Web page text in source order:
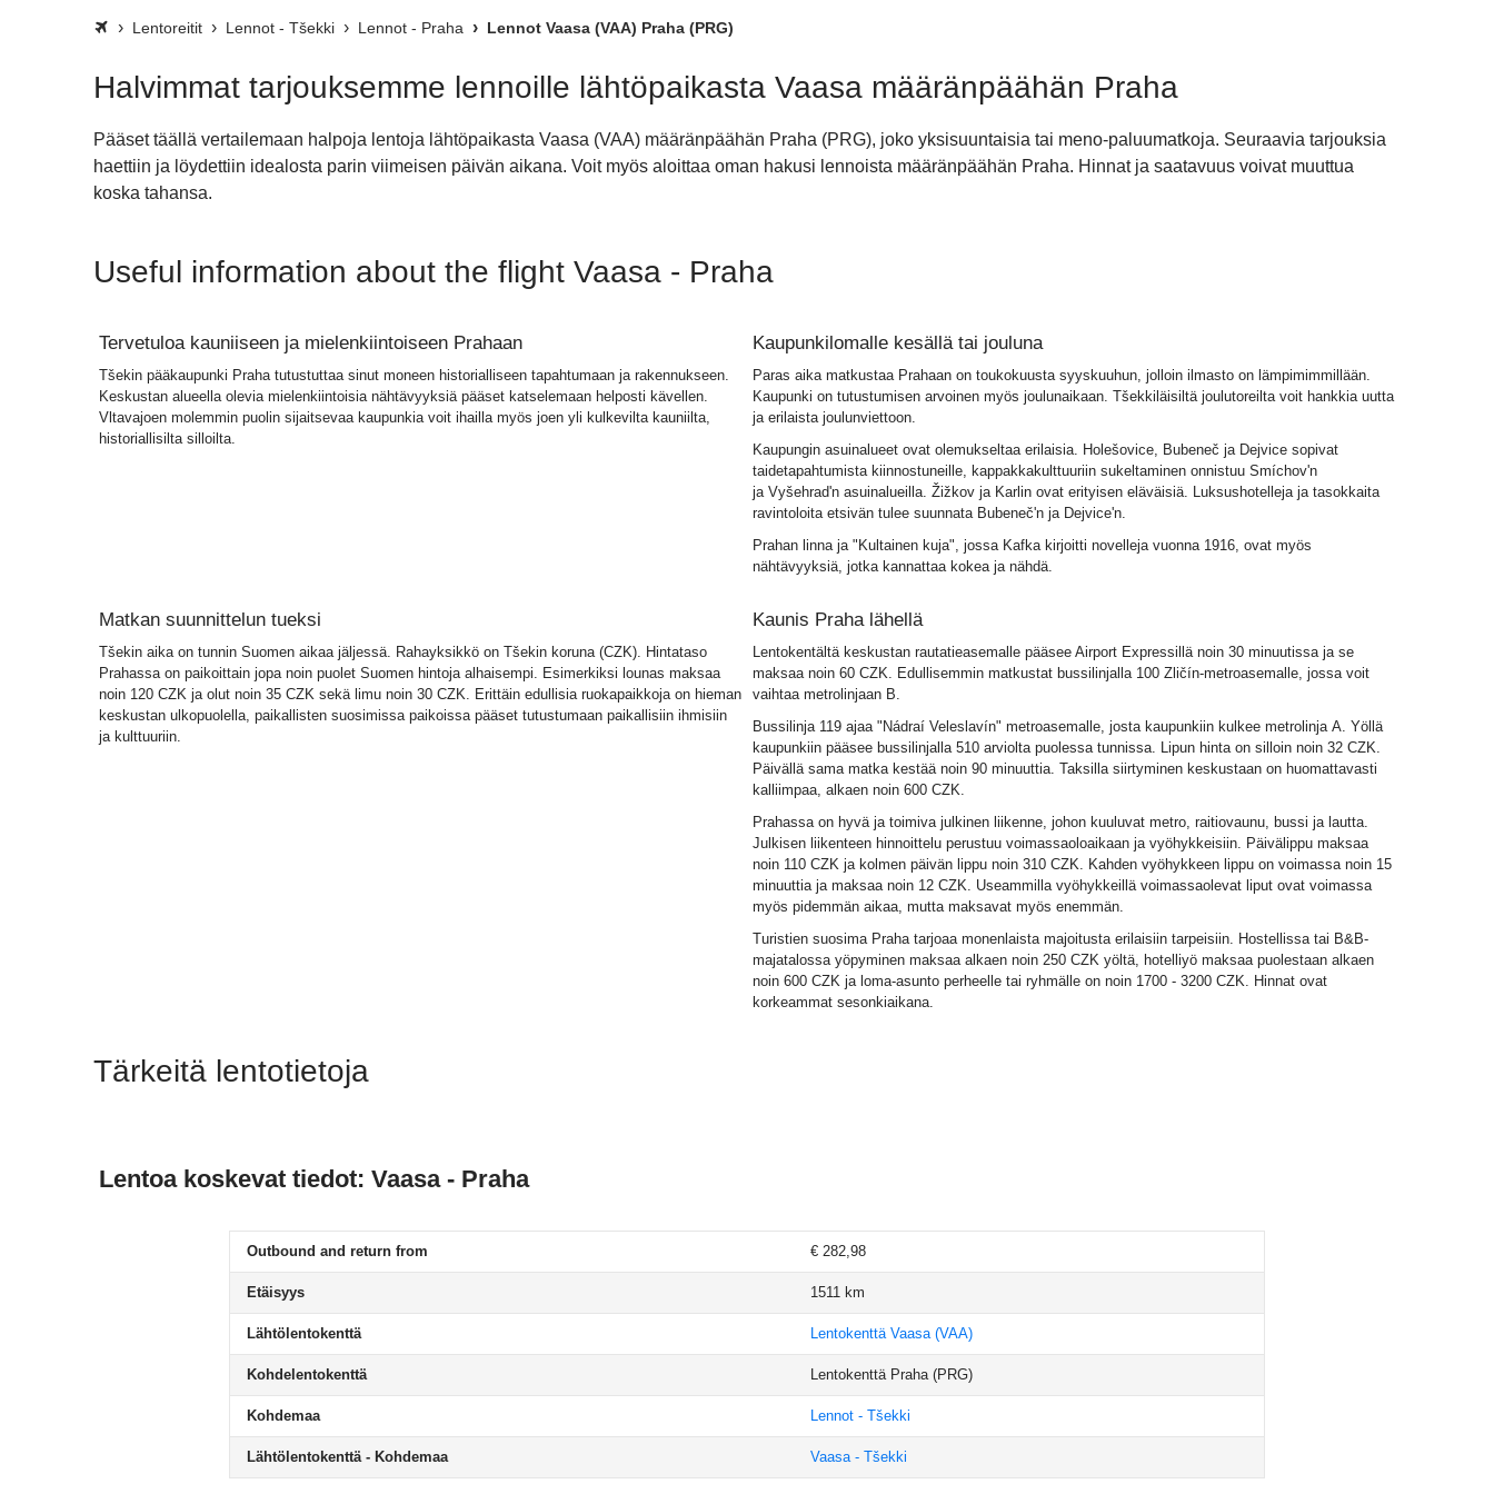
Lentoreitit Lennot - Tšekki Lennot - Praha Lennot Vaasa (VAA) Praha (PRG)
Halvimmat tarjouksemme lennoille lähtöpaikasta Vaasa määränpäähän Praha
Pääset täällä vertailemaan halpoja lentoja lähtöpaikasta Vaasa (VAA) määränpäähän Praha (PRG), joko yksisuuntaisia tai meno-paluumatkoja. Seuraavia tarjouksia
haettiin ja löydettiin idealosta parin viimeisen päivän aikana. Voit myös aloittaa oman hakusi lennoista määränpäähän Praha. Hinnat ja saatavuus voivat muuttua
koska tahansa.
Useful information about the flight Vaasa - Praha
Tervetuloa kauniiseen ja mielenkiintoiseen Prahaan
Tšekin pääkaupunki Praha tutustuttaa sinut moneen historialliseen tapahtumaan ja rakennukseen.
Keskustan alueella olevia mielenkiintoisia nähtävyyksiä pääset katselemaan helposti kävellen.
Vltavajoen molemmin puolin sijaitsevaa kaupunkia voit ihailla myös joen yli kulkevilta kauniilta,
historiallisilta silloilta.
Kaupunkilomalle kesällä tai jouluna
Paras aika matkustaa Prahaan on toukokuusta syyskuuhun, jolloin ilmasto on lämpimimmillään.
Kaupunki on tutustumisen arvoinen myös joulunaikaan. Tšekkiläisiltä joulutoreilta voit hankkia uutta
ja erilaista joulunviettoon.
Kaupungin asuinalueet ovat olemukseltaa erilaisia. Holešovice, Bubeneč ja Dejvice sopivat
taidetapahtumista kiinnostuneille, kappakkakulttuuriin sukeltaminen onnistuu Smíchov'n
ja Vyšehrad'n asuinalueilla. Žižkov ja Karlin ovat erityisen eläväisiä. Luksushotelleja ja tasokkaita
ravintoloita etsivän tulee suunnata Bubeneč'n ja Dejvice'n.
Prahan linna ja "Kultainen kuja", jossa Kafka kirjoitti novelleja vuonna 1916, ovat myös
nähtävyyksiä, jotka kannattaa kokea ja nähdä.
Matkan suunnittelun tueksi
Tšekin aika on tunnin Suomen aikaa jäljessä. Rahayksikkö on Tšekin koruna (CZK). Hintataso
Prahassa on paikoittain jopa noin puolet Suomen hintoja alhaisempi. Esimerkiksi lounas maksaa
noin 120 CZK ja olut noin 35 CZK sekä limu noin 30 CZK. Erittäin edullisia ruokapaikkoja on hieman
keskustan ulkopuolella, paikallisten suosimissa paikoissa pääset tutustumaan paikallisiin ihmisiin
ja kulttuuriin.
Kaunis Praha lähellä
Lentokentältä keskustan rautatieasemalle pääsee Airport Expressillä noin 30 minuutissa ja se
maksaa noin 60 CZK. Edullisemmin matkustat bussilinjalla 100 Zličín-metroasemalle, jossa voit
vaihtaa metrolinjaan B.
Bussilinja 119 ajaa "Nádraí Veleslavín" metroasemalle, josta kaupunkiin kulkee metrolinja A. Yöllä
kaupunkiin pääsee bussilinjalla 510 arviolta puolessa tunnissa. Lipun hinta on silloin noin 32 CZK.
Päivällä sama matka kestää noin 90 minuuttia. Taksilla siirtyminen keskustaan on huomattavasti
kalliimpaa, alkaen noin 600 CZK.
Prahassa on hyvä ja toimiva julkinen liikenne, johon kuuluvat metro, raitiovaunu, bussi ja lautta.
Julkisen liikenteen hinnoittelu perustuu voimassaoloaikaan ja vyöhykkeisiin. Päivälippu maksaa
noin 110 CZK ja kolmen päivän lippu noin 310 CZK. Kahden vyöhykkeen lippu on voimassa noin 15
minuuttia ja maksaa noin 12 CZK. Useammilla vyöhykkeillä voimassaolevat liput ovat voimassa
myös pidemmän aikaa, mutta maksavat myös enemmän.
Turistien suosima Praha tarjoaa monenlaista majoitusta erilaisiin tarpeisiin. Hostellissa tai B&B-
majatalossa yöpyminen maksaa alkaen noin 250 CZK yöltä, hotelliyö maksaa puolestaan alkaen
noin 600 CZK ja loma-asunto perheelle tai ryhmälle on noin 1700 - 3200 CZK. Hinnat ovat
korkeammat sesonkiaikana.
Tärkeitä lentotietoja
Lentoa koskevat tiedot: Vaasa - Praha
Outbound and return from € 282,98
Etäisyys 1511 km
Lähtölentokenttä Lentokenttä Vaasa(VAA)
Kohdelentokenttä Lentokenttä Praha(PRG)
Kohdemaa Lennot - Tšekki
Lähtölentokenttä - Kohdemaa Vaasa - Tšekki